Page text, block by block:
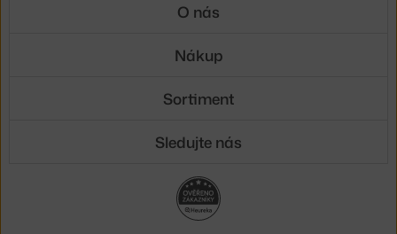
O nás
Nákup
Sortiment
Sledujte nás